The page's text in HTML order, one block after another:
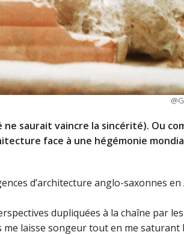
saurait vaincre la sincérité). Ou
face à une hégémonie
d’architecture anglo-saxonnes en
dupliquées à la chaîne par
laisse songeur tout en me saturant